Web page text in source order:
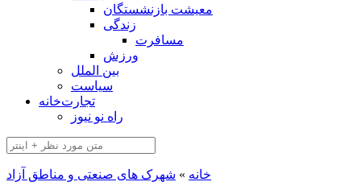
معیشت بازنشستگان
زندگی
مسافرت
ورزش
بین الملل
سیاست
تجارت‌خانه
راه نو نیوز
خانه » شهرک های صنعتی و مناطق آزاد